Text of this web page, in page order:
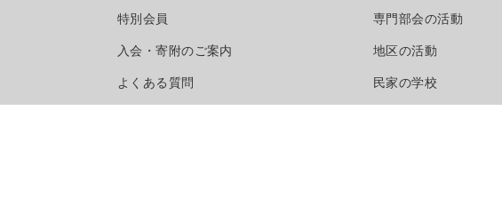
特別会員
入会・寄附のご案内
よくある質問
専門部会の活動
地区の活動
民家の学校